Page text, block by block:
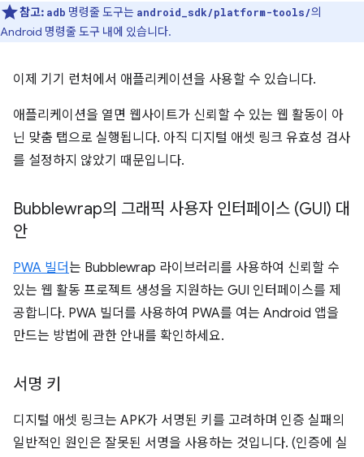
참고: adb 명령줄 도구는 android_sdk/platform-tools/의
Android 명령줄 도구 내에 있습니다.
이제 기기 런처에서 애플리케이션을 사용할 수 있습니다.
애플리케이션을 열면 웹사이트가 신뢰할 수 있는 웹 활동이 아
닌 맞춤 탭으로 실행됩니다. 아직 디지털 애셋 링크 유효성 검사
를 설정하지 않았기 때문입니다.
Bubblewrap의 그래픽 사용자 인터페이스 (GUI) 대
안
PWA 빌더는 Bubblewrap 라이브러리를 사용하여 신뢰할 수
있는 웹 활동 프로젝트 생성을 지원하는 GUI 인터페이스를 제
공합니다. PWA 빌더를 사용하여 PWA를 여는 Android 앱을
만드는 방법에 관한 안내를 확인하세요.
서명 키
디지털 애셋 링크는 APK가 서명된 키를 고려하며 인증 실패의
일반적인 원인은 잘못된 서명을 사용하는 것입니다. (인증에 실